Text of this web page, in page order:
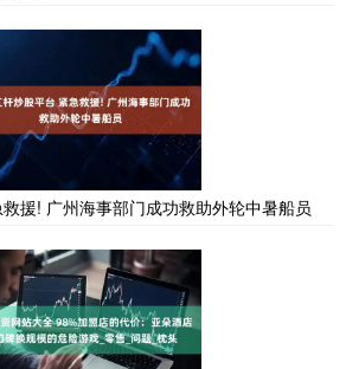
援! 广州海事部门成功救助外轮中暑船员